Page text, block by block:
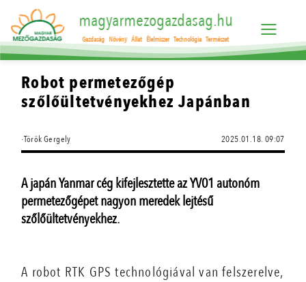
magyarmezogazdasag.hu
Gazdaság Növény Állat Élelmiszer Technológia Természet
Robot permetezőgép
szőlőültetvényekhez Japánban
·Török Gergely 2025.01.18. 09:07
A japán Yanmar cég kifejlesztette az YV01 autonóm
permetezőgépet nagyon meredek lejtésű
szőlőültetvényekhez.
A robot RTK GPS technológiával van felszerelve,